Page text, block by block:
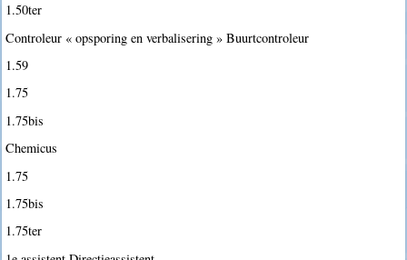
1.50ter
Controleur « opsporing en verbalisering » Buurtcontroleur
1.59
1.75
1.75bis
Chemicus
1.75
1.75bis
1.75ter